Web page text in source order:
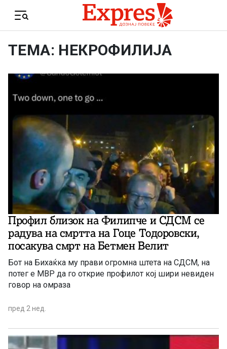
Menu
ТЕМА: НЕКРОФИЛИЈА
Профил близок на Филипче и СДСМ се
радува на смртта на Гоце Тодоровски,
посакува смрт на Бетмен Велит
Бот на Бихаќка му прави огромна штета на СДСМ, на
потег е МВР да го открие профилот кој шири невиден
говор на омраза
пред 2 нед.